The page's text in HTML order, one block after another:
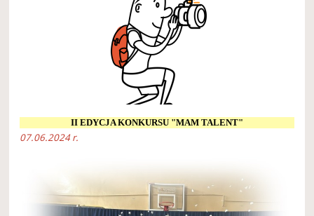
II EDYCJA KONKURSU "MAM TALENT"
07.06.2024 r.